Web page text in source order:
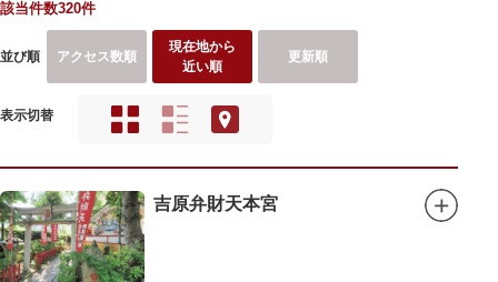
該当件数320件
並び順 アクセス数順
現在地から
近い順
更新順
表示切替
吉原弁財天本宮